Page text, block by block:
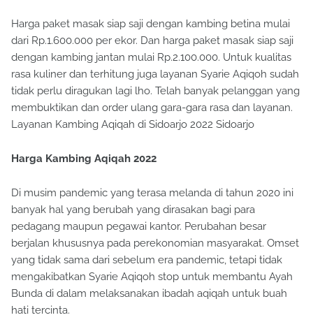
Harga paket masak siap saji dengan kambing betina mulai
dari Rp.1.600.000 per ekor. Dan harga paket masak siap saji
dengan kambing jantan mulai Rp.2.100.000. Untuk kualitas
rasa kuliner dan terhitung juga layanan Syarie Aqiqoh sudah
tidak perlu diragukan lagi lho. Telah banyak pelanggan yang
membuktikan dan order ulang gara-gara rasa dan layanan.
Layanan Kambing Aqiqah di Sidoarjo 2022 Sidoarjo
Harga Kambing Aqiqah 2022
Di musim pandemic yang terasa melanda di tahun 2020 ini
banyak hal yang berubah yang dirasakan bagi para
pedagang maupun pegawai kantor. Perubahan besar
berjalan khususnya pada perekonomian masyarakat. Omset
yang tidak sama dari sebelum era pandemic, tetapi tidak
mengakibatkan Syarie Aqiqoh stop untuk membantu Ayah
Bunda di dalam melaksanakan ibadah aqiqah untuk buah
hati tercinta.